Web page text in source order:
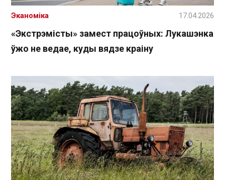
«Экстрэмісты» замест працоўных: Лукашэнка
ўжо не ведае, куды вядзе краіну
Эканоміка 17.04.2026